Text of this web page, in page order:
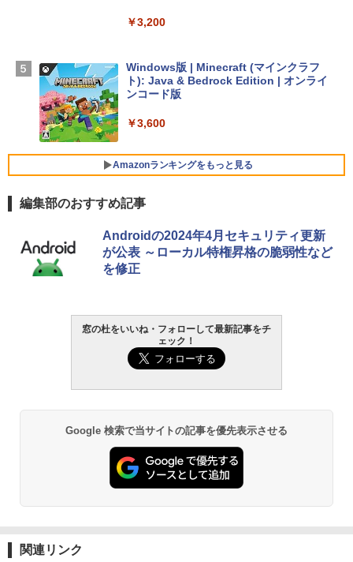
SSD インテル Core 5
￥129,800
Core i5/16GB/SSD 512GB/ホワイト) FM
VWK3E15W_AZ
￥139,880
￥3,200
Windows版 | Minecraft (マインクラフ
ト): Java & Bedrock Edition | オンライ
ンコード版
￥3,600
Amazonランキングをもっと見る
生成AIパスポート公式テキスト 第４版
￥1,766
AIイラスト表現辞典: 思い通りの絵を引き
出す プロンプトの言葉 AI画像生成シリー
ズ (はぴーイラストLabo)
ClaudeCode いちばんやさしい 教科書:
方 マニュアル AI副業にもコンテンツ作成
にもKindle出版にも！ 非エンジニアのた
めのAIコーディング入門シリーズ
Amazon Kindle Paperwhite (16GB) 7イ
ンチディスプレイ、色調調節ライト、12
週間持続バッテリー、広告なし、ブラッ
ク
Amazon Kindle - 目に優しい、かさばら
ない、大きな画面で読みやすい、6週間持
続バッテリー、6インチディスプレイ電子
￥16,980
Kindle Paperwhite シグニチャーエディ
ション (32GB) 7インチディスプレイ、明
編集部のおすすめ記事
Androidの2024年4月セキュリティ更新
が公表 ～ローカル特権昇格の脆弱性など
を修正
窓の杜をいいね・フォローして最新記事をチ
ェック！
Google 検索で当サイトの記事を優先表示させる
関連リンク